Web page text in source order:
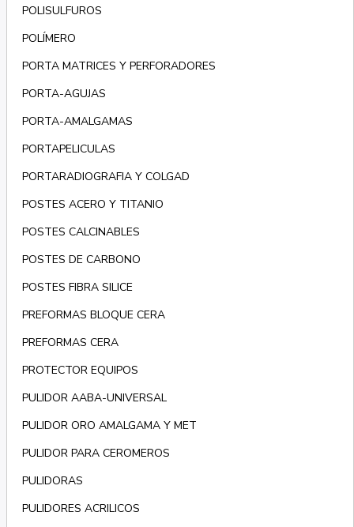
POLISULFUROS
POLÍMERO
PORTA MATRICES Y PERFORADORES
PORTA-AGUJAS
PORTA-AMALGAMAS
PORTAPELICULAS
PORTARADIOGRAFIA Y COLGAD
POSTES ACERO Y TITANIO
POSTES CALCINABLES
POSTES DE CARBONO
POSTES FIBRA SILICE
PREFORMAS BLOQUE CERA
PREFORMAS CERA
PROTECTOR EQUIPOS
PULIDOR AABA-UNIVERSAL
PULIDOR ORO AMALGAMA Y MET
PULIDOR PARA CEROMEROS
PULIDORAS
PULIDORES ACRILICOS